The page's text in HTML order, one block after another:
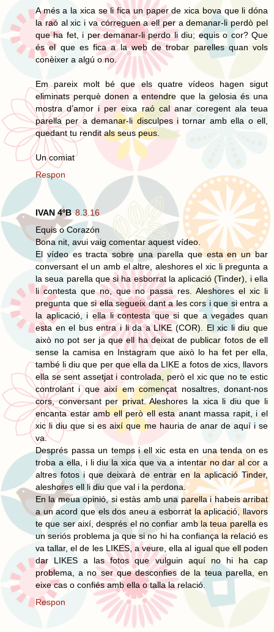
A més a la xica se li fica un paper de xica bova que li dóna
la raó al xic i va córreguen a ell per a demanar-li perdò pel
que ha fet, i per demanar-li perdo li diu; equis o cor? Que
és el que es fica a la web de trobar parelles quan vols
conèixer a algú o no.
Em pareix molt bé que els quatre vídeos hagen sigut
eliminats perquè donen a entendre que la gelosia és una
mostra d’amor i per eixa raó cal anar coregent ala teua
parella per a demanar-li disculpes i tornar amb ella o ell,
quedant tu rendit als seus peus.
Un comiat
Respon
IVAN 4ºB 8.3.16
Equis o Corazón
Bona nit, avui vaig comentar aquest vídeo.
El vídeo es tracta sobre una parella que esta en un bar
conversant el un amb el altre, aleshores el xic li pregunta a
la seua parella que si ha esborrat la aplicació (Tinder), i ella
li contesta que no, que no passa res. Aleshores el xic li
pregunta que si ella segueix dant a les cors i que si entra a
la aplicació, i ella li contesta que si que a vegades quan
esta en el bus entra i li da a LIKE (COR). El xic li diu que
això no pot ser ja que ell ha deixat de publicar fotos de ell
sense la camisa en Instagram que això lo ha fet per ella,
també li diu que per que ella da LIKE a fotos de xics, llavors
ella se sent assetjat i controlada, però el xic que no te estic
controlant i que així em començat nosaltres, donant-nos
cors, conversant per privat. Aleshores la xica li diu que li
encanta estar amb ell però ell esta anant massa rapit, i el
xic li diu que si es així que me hauria de anar de aquí i se
va.
Després passa un temps i ell xic esta en una tenda on es
troba a ella, i li diu la xica que va a intentar no dar al cor a
altres fotos i que deixarà de entrar en la aplicació Tinder,
aleshores ell li diu que val i la perdona.
En la meua opinió, si estàs amb una parella i habeis arribat
a un acord que els dos aneu a esborrat la aplicació, llavors
te que ser així, després el no confiar amb la teua parella es
un seriós problema ja que si no hi ha confiança la relació es
va tallar, el de les LIKES, a veure, ella al igual que ell poden
dar LIKES a las fotos que vulguin aquí no hi ha cap
problema, a no ser que desconfies de la teua parella, en
eixe cas o confiés amb ella o talla la relació.
Respon